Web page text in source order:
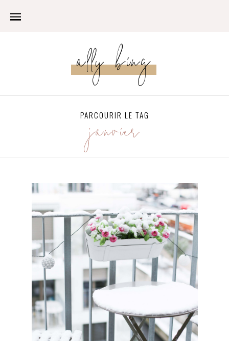
ally bing
PARCOURIR LE TAG
janvier